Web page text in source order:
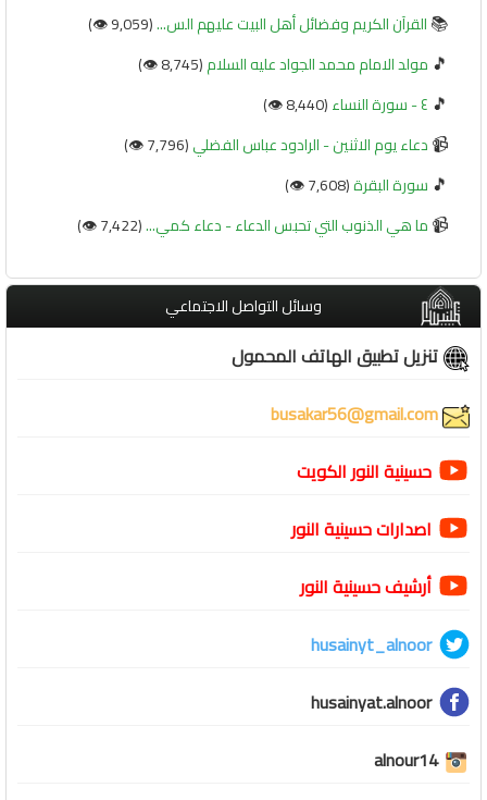
📚القرآن الكريم وفضائل أهل البيت عليهم الس...(9,059 👁️)
🎵 مولد الامام محمد الجواد عليه السلام(8,745 👁️)
🎵 ٤ - سورة النساء (8,440 👁️)
📹دعاء يوم الاثنين - الرادود عباس الفضلي(7,796 👁️)
🎵 سورة البقرة(7,608 👁️)
📹ما هي الذنوب التي تحبس الدعاء - دعاء كمي...(7,422 👁️)
وسائل التواصل الاجتماعي
تنزيل تطبيق الهاتف المحمول
حسينية النور الكويت
اصدارات حسينية النور
أرشيف حسينية النور
husainyt_alnoor
husainyat.alnoor
alnour14